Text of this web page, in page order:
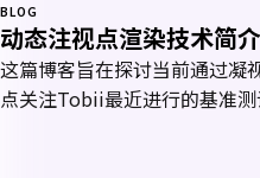
BLOG
动态注视点渲染技术简介
这篇博客旨在探讨当前通过凝
点关注Tobii最近进行的基准测